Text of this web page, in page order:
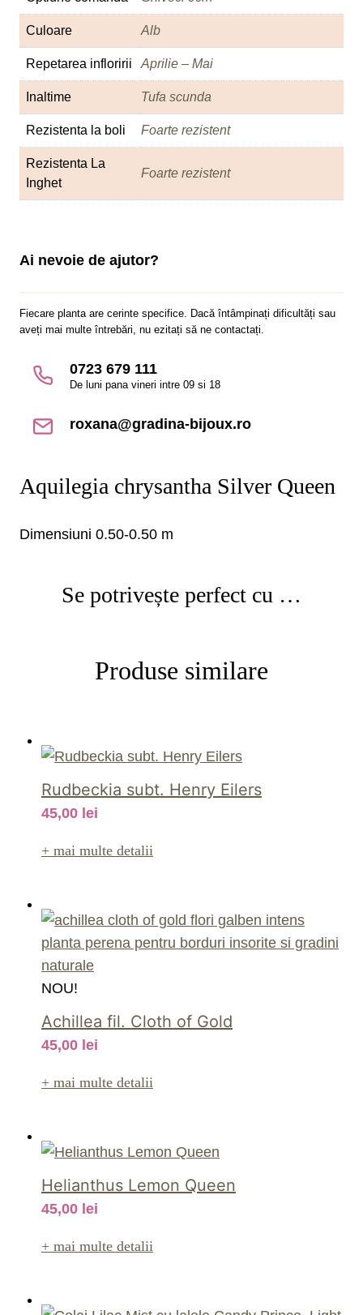
Culoare Alb
Repetarea infloririi Aprilie – Mai
Inaltime Tufa scunda
Rezistenta la boli Foarte rezistent
Rezistenta La
Inghet
Foarte rezistent
Ai nevoie de ajutor?
Fiecare planta are cerinte specifice. Dacă întâmpinați dificultăți sau
aveți mai multe întrebări, nu ezitați să ne contactați.
0723 679 111
De luni pana vineri intre 09 si 18
roxana@gradina-bijoux.ro
Aquilegia chrysantha Silver Queen
Dimensiuni 0.50-0.50 m
Se potrivește perfect cu …
Produse similare
Rudbeckia subt. Henry Eilers
45,00 lei
+ mai multe detalii
NOU!
Achillea fil. Cloth of Gold
45,00 lei
+ mai multe detalii
Helianthus Lemon Queen
45,00 lei
+ mai multe detalii